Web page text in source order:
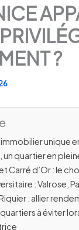
?
immobilier unique
un quartier en
Carré d’Or : le
: Valrose,
: allier
à éviter